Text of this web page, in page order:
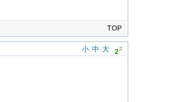
TOP
2#
大
中
小